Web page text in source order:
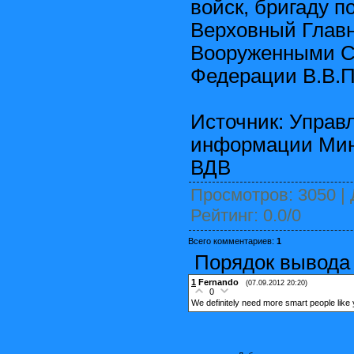
войск, бригаду
Верховный
Вооруженными
Федерации
Источник:
информации
ВДВ
Просмотров: 3050 |
Рейтинг: 0.0/0
Всего комментариев: 1
Порядок
1 Fernando (07.09.2012 20:20)
0
We definitely need more smart people like